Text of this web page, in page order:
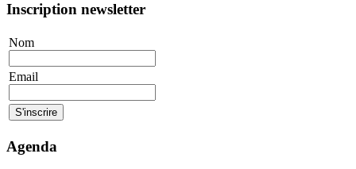
Inscription newsletter
Nom
Email
Agenda